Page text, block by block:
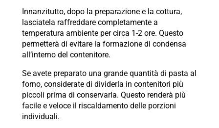
Innanzitutto, dopo la preparazione e la cottura,
lasciatela raffreddare completamente a
temperatura ambiente per circa 1-2 ore. Questo
permetterà di evitare la formazione di condensa
all’interno del contenitore.
Se avete preparato una grande quantità di pasta al
forno, considerate di dividerla in contenitori più
piccoli prima di conservarla. Questo renderà più
facile e veloce il riscaldamento delle porzioni
individuali.